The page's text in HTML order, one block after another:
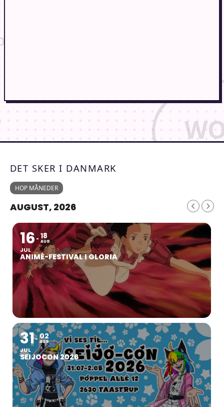
DET SKER I DANMARK
HOP MÅNEDER
AUGUST, 2026
16
JUL
18
AUG
ANIMÉ-FESTIVAL I GLORIA
31
JUL
02
AUG
SEIJOCON 2026